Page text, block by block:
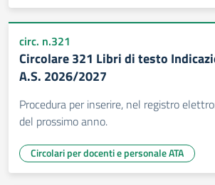
circ. n.321
Circolare 321 Libri di testo
A.S. 2026/2027
Procedura per inserire, nel registro
del prossimo anno.
Circolari per docenti e personale ATA